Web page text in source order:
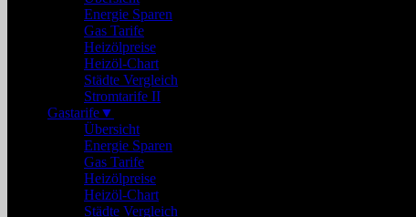
Energie Sparen
Gas Tarife
Heizölpreise
Heizöl-Chart
Städte Vergleich
Stromtarife II
Gastarife▼
Übersicht
Energie Sparen
Gas Tarife
Heizölpreise
Heizöl-Chart
Städte Vergleich